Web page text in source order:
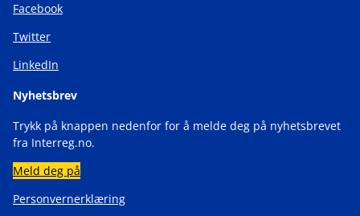
Facebook
Twitter
LinkedIn
Nyhetsbrev
Trykk på knappen nedenfor for å melde deg på nyhetsbrevet
fra Interreg.no.
Meld deg på
Personvernerklæring